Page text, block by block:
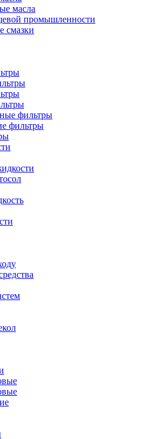
масла
промышленности
смазки
фильтры
фильтры